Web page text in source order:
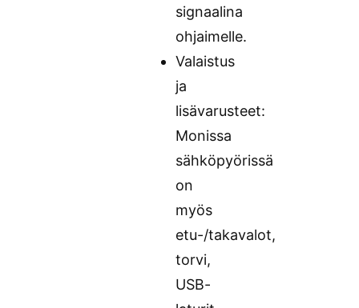
signaalina
ohjaimelle.
Valaistus
ja
lisävarusteet:
Monissa
sähköpyörissä
on
myös
etu-/takavalot,
torvi,
USB-